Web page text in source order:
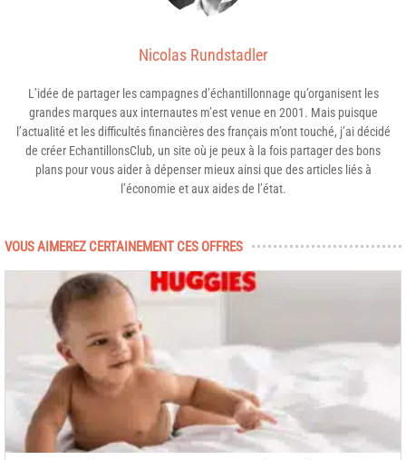
Nicolas Rundstadler
L’idée de partager les campagnes d’échantillonnage qu’organisent les
grandes marques aux internautes m’est venue en 2001. Mais puisque
l’actualité et les difficultés financières des français m’ont touché, j’ai décidé
de créer EchantillonsClub, un site où je peux à la fois partager des bons
plans pour vous aider à dépenser mieux ainsi que des articles liés à
l’économie et aux aides de l’état.
VOUS AIMEREZ CERTAINEMENT CES OFFRES